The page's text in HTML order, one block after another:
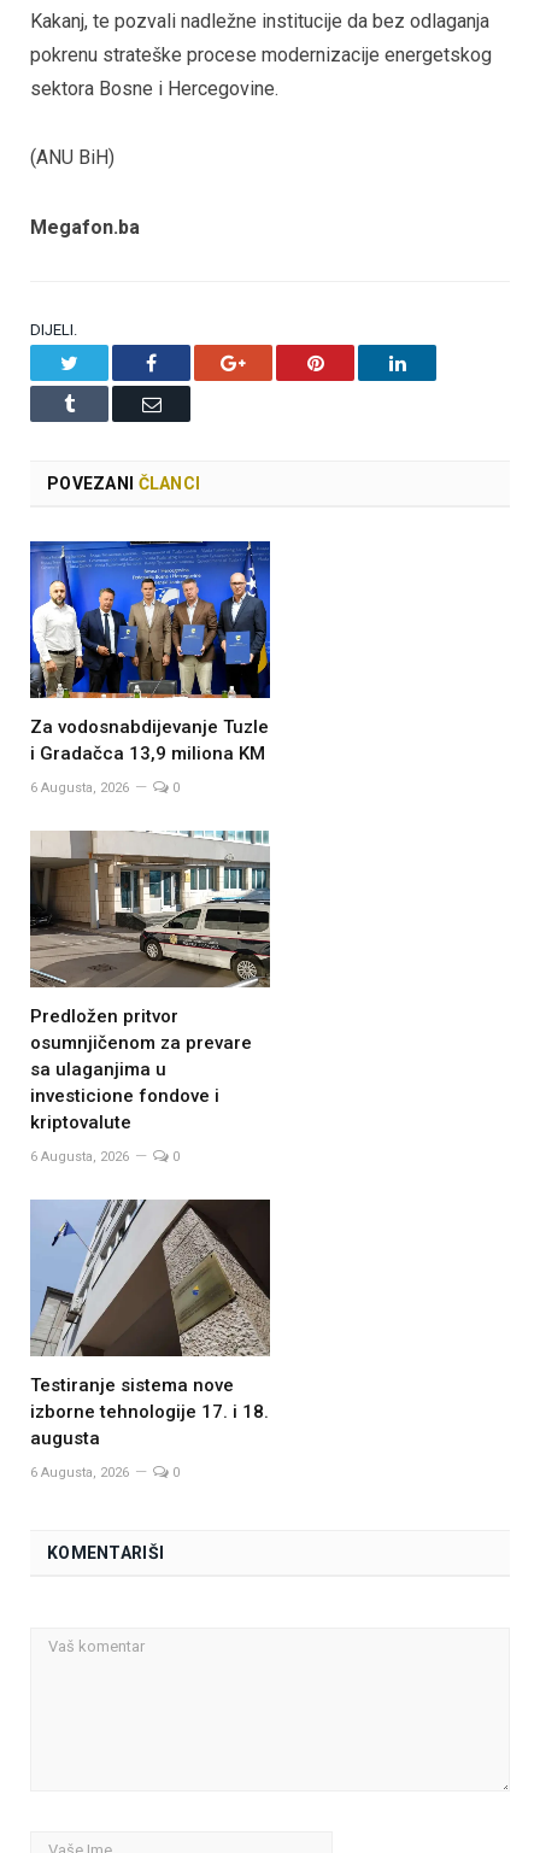
Kakanj, te pozvali nadležne institucije da bez odlaganja
pokrenu strateške procese modernizacije energetskog
sektora Bosne i Hercegovine.
(ANU BiH)
Megafon.ba
DIJELI.
Facebook Google+ Pinterest LinkedIn
Tumblr Email
POVEZANI ČLANCI
Za vodosnabdijevanje Tuzle
i Gradačca 13,9 miliona KM
6 Augusta, 2026 0
Predložen pritvor
osumnjičenom za prevare
sa ulaganjima u
investicione fondove i
kriptovalute
6 Augusta, 2026 0
Testiranje sistema nove
izborne tehnologije 17. i 18.
augusta
6 Augusta, 2026 0
KOMENTARIŠI